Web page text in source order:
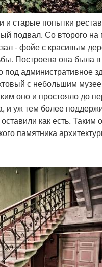
и старые попытки
подвал. Со второго
- фойе с красивым
Построена она была
под административное
с небольшим
оно и простояло до
уж тем более
как есть.
памятника